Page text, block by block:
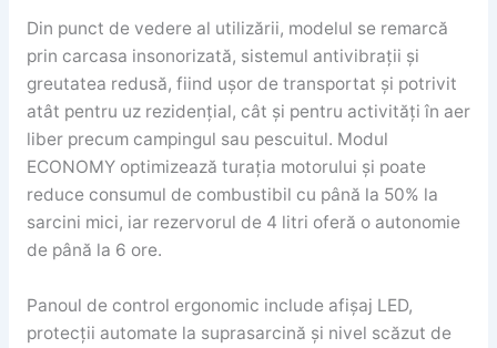
Din punct de vedere al utilizării, modelul se remarcă
prin carcasa insonorizată, sistemul antivibrații și
greutatea redusă, fiind ușor de transportat și potrivit
atât pentru uz rezidențial, cât și pentru activități în aer
liber precum campingul sau pescuitul. Modul
ECONOMY optimizează turația motorului și poate
reduce consumul de combustibil cu până la 50% la
sarcini mici, iar rezervorul de 4 litri oferă o autonomie
de până la 6 ore.
Panoul de control ergonomic include afișaj LED,
protecții automate la suprasarcină și nivel scăzut de